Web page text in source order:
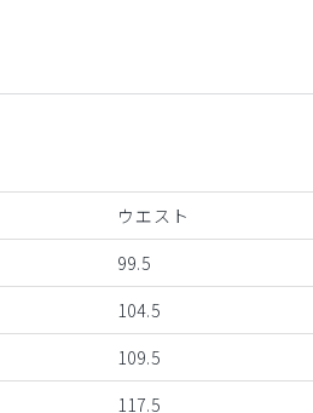
ウエスト
99.5
104.5
109.5
117.5